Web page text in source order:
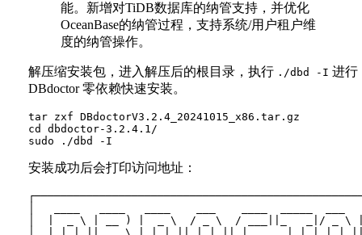
能。新增对TiDB数据库的纳管支持，并优化
OceanBase的纳管过程，支持系统/用户租户维
度的纳管操作。
解压缩安装包，进入解压后的根目录，执行 ./dbd -I 进行
DBdoctor 零依赖快速安装。
tar zxf DBdoctorV3.2.4_20241015_x86.tar.gz
cd dbdoctor-3.2.4.1/
安装成功后会打印访问地址：
│  |  _ \ | __ ) |  _ \  / _ \  / ___||_   _|/ _ \ |
│  | | | ||  _ \ | | | || | | || |      | | | | | ||